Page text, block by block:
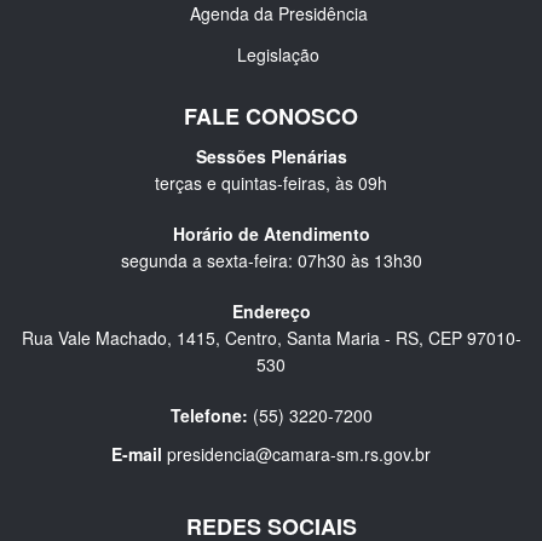
Agenda da Presidência
Legislação
FALE CONOSCO
Sessões Plenárias
terças e quintas-feiras, às 09h
Horário de Atendimento
segunda a sexta-feira: 07h30 às 13h30
Endereço
Rua Vale Machado, 1415, Centro, Santa Maria - RS, CEP 97010-
530
Telefone: (55) 3220-7200
E-mail presidencia@camara-sm.rs.gov.br
REDES SOCIAIS